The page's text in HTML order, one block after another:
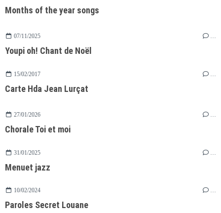
Months of the year songs
07/11/2025 …
Youpi oh! Chant de Noël
15/02/2017
Carte Hda Jean Lurçat
27/01/2026 …
Chorale Toi et moi
31/01/2025
Menuet jazz
10/02/2024 …
Paroles Secret Louane